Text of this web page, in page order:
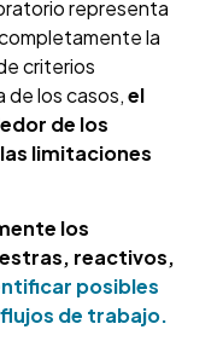
representa
la
criterios
de los casos,el
de los
limitaciones
los
reactivos,
posibles
de trabajo.